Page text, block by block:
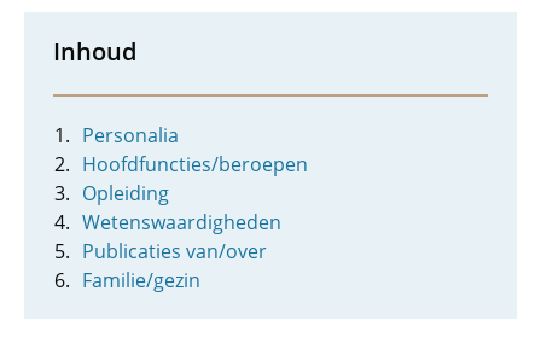
Inhoud
Personalia
Hoofdfuncties/beroepen
Opleiding
Wetenswaardigheden
Publicaties van/over
Familie/gezin